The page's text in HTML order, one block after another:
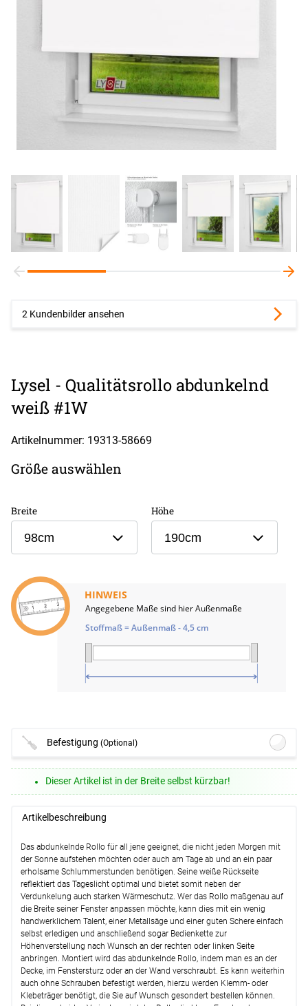
2 Kundenbilder ansehen
Lysel - Qualitätsrollo abdunkelnd
weiß #1W
Artikelnummer: 19313-58669
Größe auswählen
Breite
98cm
Höhe
190cm
HINWEIS
Stoffmaß = Außenmaß - 4,5 cm
Angegebene Maße sind hier Außenmaße
Befestigung(Optional)
Lysel - Klemmträger #1W (+8,45 EUR)
Details
Weiter
Dieser Artikel ist in der Breite selbst kürzbar!
Artikelbeschreibung
Das abdunkelnde Rollo für all jene geeignet, die nicht jeden Morgen mit
der Sonne aufstehen möchten oder auch am Tage ab und an ein paar
erholsame Schlummerstunden benötigen. Seine weiße Rückseite
reflektiert das Tageslicht optimal und bietet somit neben der
Verdunkelung auch starken Wärmeschutz. Wer das Rollo maßgenau auf
die Breite seiner Fenster anpassen möchte, kann dies mit ein wenig
handwerklichem Talent, einer Metallsäge und einer guten Schere einfach
selbst erledigen und anschließend sogar Bedienkette zur
Höhenverstellung nach Wunsch an der rechten oder linken Seite
anbringen. Montiert wird das abdunkelnde Rollo, indem man es an der
Decke, im Fenstersturz oder an der Wand verschraubt. Es kann weiterhin
auch ohne Schrauben befestigt werden, hierzu werden Klemm- oder
Klebeträger benötigt, die Sie auf Wunsch gesondert bestellen können.